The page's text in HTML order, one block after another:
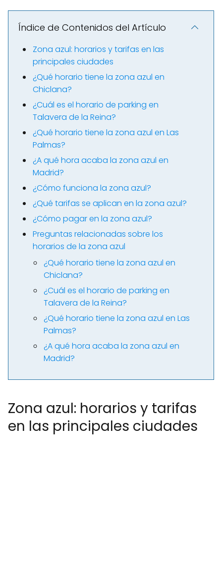
Índice de Contenidos del Artículo
Zona azul: horarios y tarifas en las
principales ciudades
¿Qué horario tiene la zona azul en
Chiclana?
¿Cuál es el horario de parking en
Talavera de la Reina?
¿Qué horario tiene la zona azul en Las
Palmas?
¿A qué hora acaba la zona azul en
Madrid?
¿Cómo funciona la zona azul?
¿Qué tarifas se aplican en la zona azul?
¿Cómo pagar en la zona azul?
Preguntas relacionadas sobre los
horarios de la zona azul
¿Qué horario tiene la zona azul en
Chiclana?
¿Cuál es el horario de parking en
Talavera de la Reina?
¿Qué horario tiene la zona azul en Las
Palmas?
¿A qué hora acaba la zona azul en
Madrid?
Zona azul: horarios y tarifas
en las principales ciudades